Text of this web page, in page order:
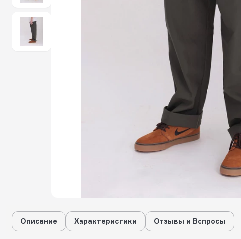
Описание Характеристики Отзывы и Вопросы